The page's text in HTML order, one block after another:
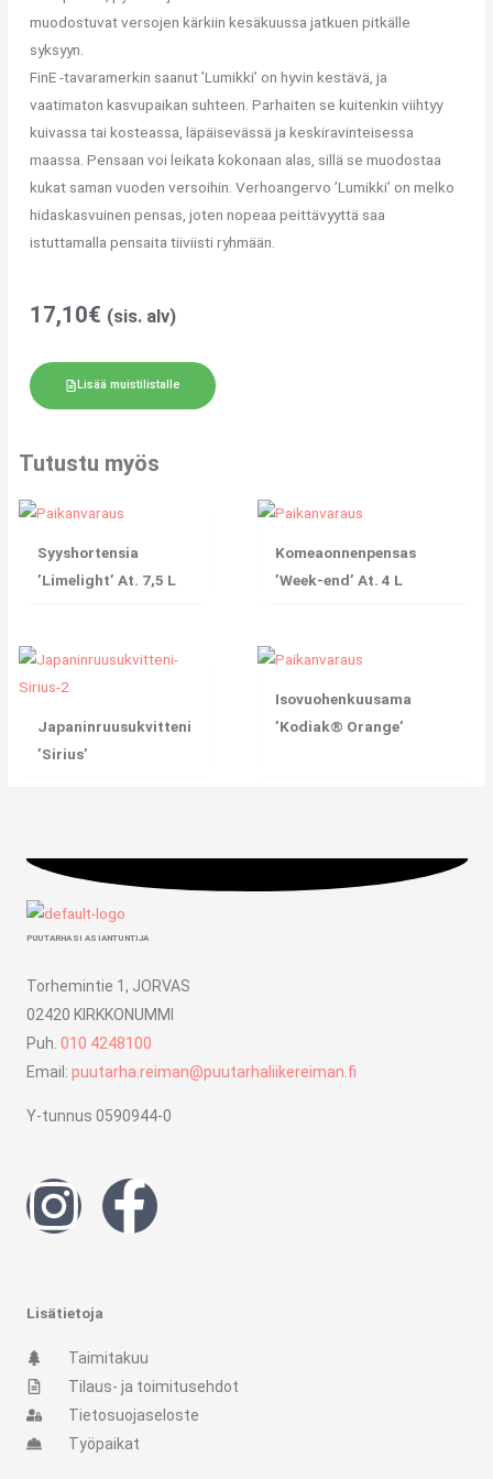
muodostuvat versojen kärkiin kesäkuussa jatkuen pitkälle
syksyyn.
FinE -tavaramerkin saanut ’Lumikki’ on hyvin kestävä, ja
vaatimaton kasvupaikan suhteen. Parhaiten se kuitenkin viihtyy
kuivassa tai kosteassa, läpäisevässä ja keskiravinteisessa
maassa. Pensaan voi leikata kokonaan alas, sillä se muodostaa
kukat saman vuoden versoihin. Verhoangervo ’Lumikki’ on melko
hidaskasvuinen pensas, joten nopeaa peittävyyttä saa
istuttamalla pensaita tiiviisti ryhmään.
17,10€ (sis. alv)
Lisää muistilistalle
Tutustu myös
Syyshortensia
’Limelight’ At. 7,5 L
Komeaonnenpensas
’Week-end’ At. 4 L
Japaninruusukvitteni
’Sirius’
Isovuohenkuusama
’Kodiak® Orange’
PUUTARHASI ASIANTUNTIJA
Torhemintie 1, JORVAS
02420 KIRKKONUMMI
Puh. 010 4248100
Email: puutarha.reiman@puutarhaliikereiman.fi
Y-tunnus 0590944-0
I
n
s
t
a
F
a
e
b
Lisätietoja
Taimitakuu
Tilaus- ja toimitusehdot
Tietosuojaseloste
Työpaikat